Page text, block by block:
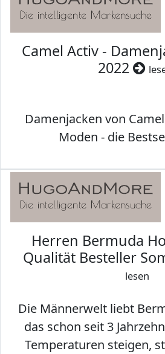
Camel Activ -
2022
Damenjacken von
Moden - die
Herren Bermuda
Qualität Besteller
lesen
Die Männerwelt liebt
das schon seit 3
Temperaturen steigen,